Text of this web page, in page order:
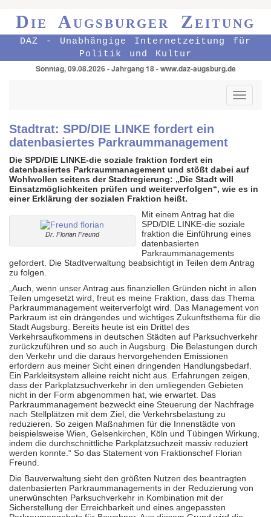
Die Augsburger Zeitung
DAZ - Unabhängige Internetzeitung für
Politik und Kultur
Sonntag, 09.08.2026 - Jahrgang 18 - www.daz-augsburg.de
Toggle
Stadtrat: SPD/DIE LINKE fordert ein
datenbasiertes Parkraummanagement
Die SPD/DIE LINKE-die soziale fraktion fordert ein
datenbasiertes Parkraummanagement und stößt dabei auf
Wohlwollen seitens der Stadtregierung: „Die Stadt will
Einsatzmöglichkeiten prüfen und weiterverfolgen“, wie es in
einer Erklärung der sozialen Fraktion heißt.
Dr. Florian Freund
Mit einem Antrag hat die
SPD/DIE LINKE-die soziale
fraktion die Einführung eines
datenbasierten
Parkraummanagements
gefordert. Die Stadtverwaltung beabsichtigt in Teilen dem Antrag
zu folgen.
„Auch, wenn unser Antrag aus finanziellen Gründen nicht in allen
Teilen umgesetzt wird, freut es meine Fraktion, dass das Thema
Parkraummanagement weiterverfolgt wird. Das Management von
Parkraum ist ein drängendes und wichtiges Zukunftsthema für die
Stadt Augsburg. Bereits heute ist ein Drittel des
Verkehrsaufkommens in deutschen Städten auf Parksuchverkehr
zurückzuführen und so auch in Augsburg. Die Belastungen durch
den Verkehr und die daraus hervorgehenden Emissionen
erfordern aus meiner Sicht einen dringenden Handlungsbedarf.
Ein Parkleitsystem alleine reicht nicht aus. Erfahrungen zeigen,
dass der Parkplatzsuchverkehr in den umliegenden Gebieten
nicht in der Form abgenommen hat, wie erwartet. Das
Parkraummanagement bezweckt eine Steuerung der Nachfrage
nach Stellplätzen mit dem Ziel, die Verkehrsbelastung zu
reduzieren. So zeigen Maßnahmen für die Innenstädte von
beispielsweise Wien, Gelsenkirchen, Köln und Tübingen Wirkung,
indem die durchschnittliche Parkplatzsuchzeit massiv reduziert
werden konnte.“ So das Statement von Fraktionschef Florian
Freund.
Die Bauverwaltung sieht den größten Nutzen des beantragten
datenbasierten Parkraummanagements in der Reduzierung von
unerwünschten Parksuchverkehr in Kombination mit der
Sicherstellung der Erreichbarkeit und eines angepassten